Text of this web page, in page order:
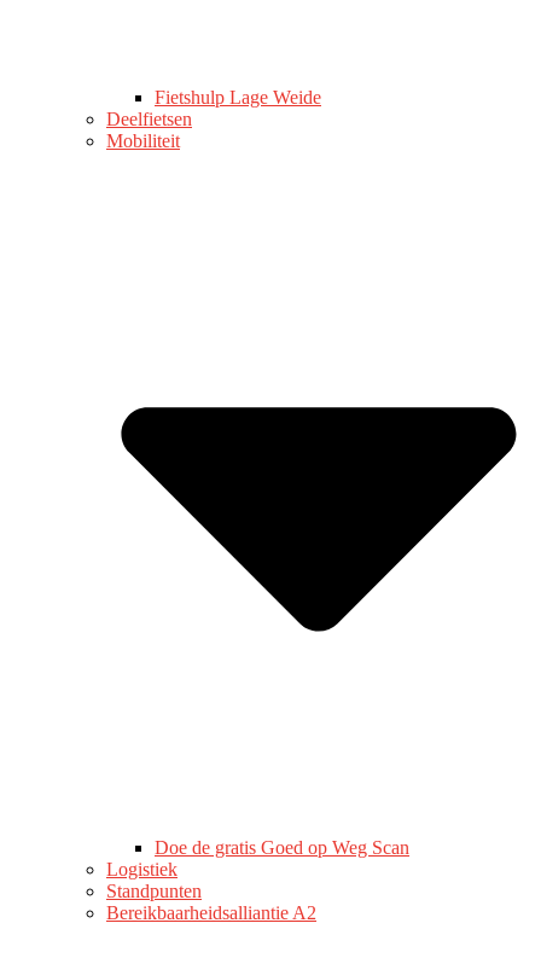
Fietshulp Lage Weide
Deelfietsen
Mobiliteit
Doe de gratis Goed op Weg Scan
Logistiek
Standpunten
Bereikbaarheidsalliantie A2